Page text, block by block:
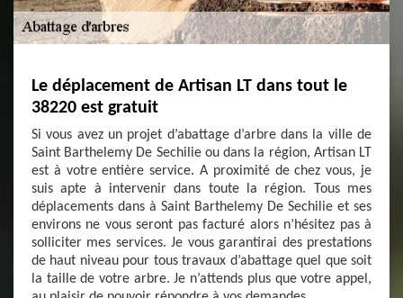
Le déplacement de Artisan LT dans tout le
38220 est gratuit
Si vous avez un projet d’abattage d’arbre dans la ville de
Saint Barthelemy De Sechilie ou dans la région, Artisan LT
est à votre entière service. A proximité de chez vous, je
suis apte à intervenir dans toute la région. Tous mes
déplacements dans à Saint Barthelemy De Sechilie et ses
environs ne vous seront pas facturé alors n’hésitez pas à
solliciter mes services. Je vous garantirai des prestations
de haut niveau pour tous travaux d’abattage quel que soit
la taille de votre arbre. Je n’attends plus que votre appel,